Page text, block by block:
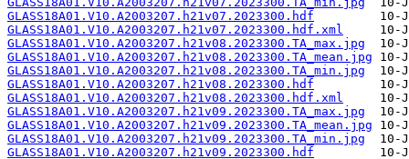
GLASS18A01.V10.A2003207.h21v07.2023300.hdf
GLASS18A01.V10.A2003207.h21v07.2023300.hdf.xml
GLASS18A01.V10.A2003207.h21v08.2023300.TA_max.jpg
GLASS18A01.V10.A2003207.h21v08.2023300.TA_mean.jpg
GLASS18A01.V10.A2003207.h21v08.2023300.TA_min.jpg
GLASS18A01.V10.A2003207.h21v08.2023300.hdf
GLASS18A01.V10.A2003207.h21v08.2023300.hdf.xml
GLASS18A01.V10.A2003207.h21v09.2023300.TA_max.jpg
GLASS18A01.V10.A2003207.h21v09.2023300.TA_mean.jpg
GLASS18A01.V10.A2003207.h21v09.2023300.TA_min.jpg
GLASS18A01.V10.A2003207.h21v09.2023300.hdf